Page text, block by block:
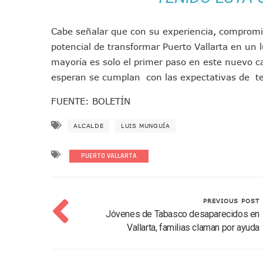
Por Desaparición Forzada,
“El Mayo” Zambada Es
Orgullo Vallartense: Zhoemí
Brigada Forense Brindará
Joven Esgrimista De Puerto
Donald Trump Asistirá A La
Cabe señalar que con su experiencia,
potencial de transformar Puerto Vallarta en
mayoría es solo el primer paso en este nuevo
esperan se cumplan con las expectativas de
FUENTE: BOLETÍN
ALCALDE LUIS MUNGUÍA
PUERTO VALLARTA
PREVIOUS POST
Jóvenes de Tabasco desaparecidos en
Vallarta, familias claman por ayuda